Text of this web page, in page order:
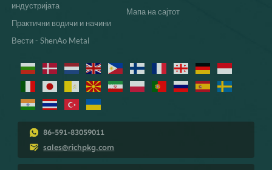
индустријата
Практични водичи и начини
Вести - ShenAo Metal
Мапа на сајтот
86-591-83059011
sales@richpkg.com